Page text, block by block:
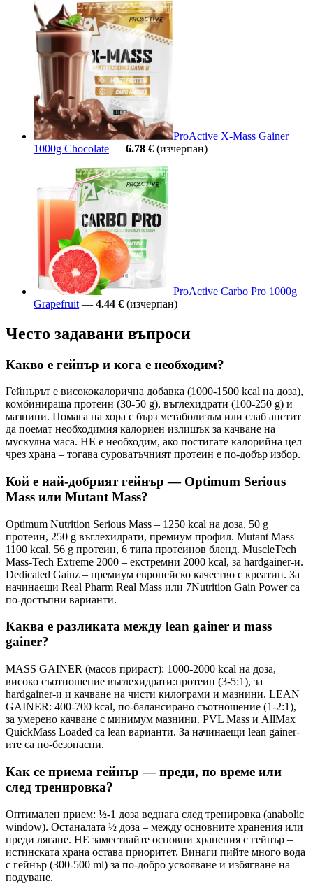
ProActive X-Mass Gainer
1000g Chocolate — 6.78 € (изчерпан)
ProActive Carbo Pro 1000g
Grapefruit — 4.44 € (изчерпан)
Често задавани въпроси
Какво е гейнър и кога е необходим?
Гейнърът е висококалорична добавка (1000-1500 kcal на доза),
комбинираща протеин (30-50 g), въглехидрати (100-250 g) и
мазнини. Помага на хора с бърз метаболизъм или слаб апетит
да поемат необходимия калориен излишък за качване на
мускулна маса. НЕ е необходим, ако постигате калорийна цел
чрез храна – тогава суроватъчният протеин е по-добър избор.
Кой е най-добрият гейнър — Optimum Serious
Mass или Mutant Mass?
Optimum Nutrition Serious Mass – 1250 kcal на доза, 50 g
протеин, 250 g въглехидрати, премиум профил. Mutant Mass –
1100 kcal, 56 g протеин, 6 типа протеинов бленд. MuscleTech
Mass-Tech Extreme 2000 – екстремни 2000 kcal, за hardgainer-и.
Dedicated Gainz – премиум европейско качество с креатин. За
начинаещи Real Pharm Real Mass или 7Nutrition Gain Power са
по-достъпни варианти.
Каква е разликата между lean gainer и mass
gainer?
MASS GAINER (масов прираст): 1000-2000 kcal на доза,
високо съотношение въглехидрати:протеин (3-5:1), за
hardgainer-и и качване на чисти килограми и мазнини. LEAN
GAINER: 400-700 kcal, по-балансирано съотношение (1-2:1),
за умерено качване с минимум мазнини. PVL Mass и AllMax
QuickMass Loaded са lean варианти. За начинаещи lean gainer-
ите са по-безопасни.
Как се приема гейнър — преди, по време или
след тренировка?
Оптимален прием: ½-1 доза веднага след тренировка (anabolic
window). Останалата ½ доза – между основните хранения или
преди лягане. НЕ замествайте основни хранения с гейнър –
истинската храна остава приоритет. Винаги пийте много вода
с гейнър (300-500 ml) за по-добро усвояване и избягване на
подуване.